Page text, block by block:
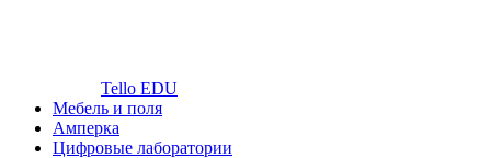
Tello EDU
Мебель и поля
Амперка
Цифровые лаборатории